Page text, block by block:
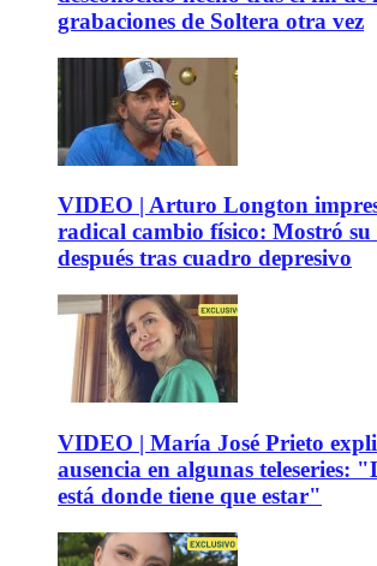
grabaciones de Soltera otra vez
VIDEO | Arturo Longton
radical cambio físico: Mostró su
después tras cuadro depresivo
VIDEO | María José Prieto
ausencia en algunas teleseries:
está donde tiene que estar"